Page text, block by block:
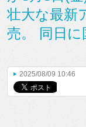
壮大な最新
売。 同日に
2025/08/09 10:46